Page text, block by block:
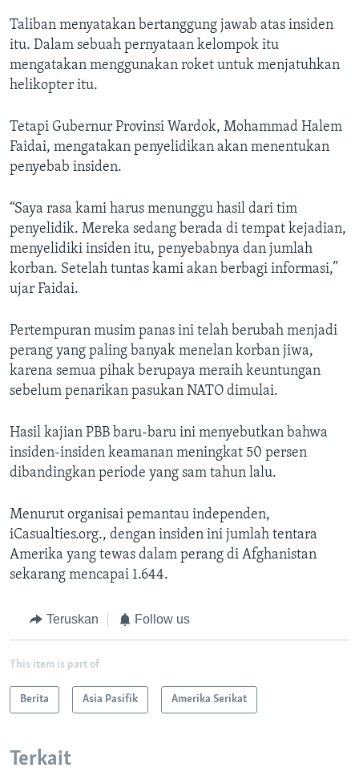
Taliban menyatakan bertanggung jawab atas insiden
itu. Dalam sebuah pernyataan kelompok itu
mengatakan menggunakan roket untuk menjatuhkan
helikopter itu.
Tetapi Gubernur Provinsi Wardok, Mohammad Halem
Faidai, mengatakan penyelidikan akan menentukan
penyebab insiden.
“Saya rasa kami harus menunggu hasil dari tim
penyelidik. Mereka sedang berada di tempat kejadian,
menyelidiki insiden itu, penyebabnya dan jumlah
korban. Setelah tuntas kami akan berbagi informasi,”
ujar Faidai.
Pertempuran musim panas ini telah berubah menjadi
perang yang paling banyak menelan korban jiwa,
karena semua pihak berupaya meraih keuntungan
sebelum penarikan pasukan NATO dimulai.
Hasil kajian PBB baru-baru ini menyebutkan bahwa
insiden-insiden keamanan meningkat 50 persen
dibandingkan periode yang sam tahun lalu.
Menurut organisai pemantau independen,
iCasualties.org., dengan insiden ini jumlah tentara
Amerika yang tewas dalam perang di Afghanistan
sekarang mencapai 1.644.
Teruskan Follow us
This item is part of
Berita Asia Pasifik Amerika Serikat
Terkait